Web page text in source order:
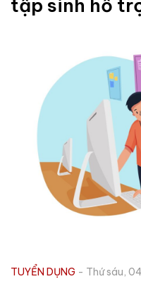
tập sinh hỗ
TUYỂN DỤNG - Thứ sáu,